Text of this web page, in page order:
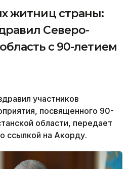
житниц страны:
Северо-
с 90-летием
участников
посвященного 90-
области, передает
ссылкой на Акорду.